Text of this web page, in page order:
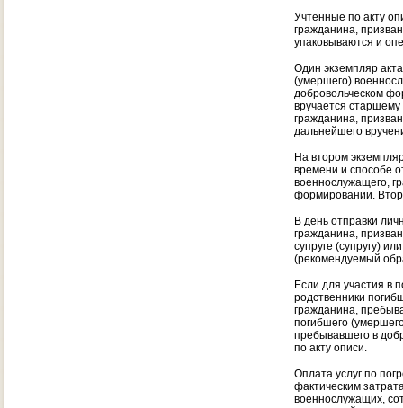
Учтенные по акту
гражданина,
упаковываются и
Один экземпляр
(умершего)
добровольческом
вручается
гражданина,
дальнейшего
На втором
времени и способе
военнослужащего,
формировании.
В день отправки
гражданина,
супруге (супругу)
(рекомендуемый
Если для участия в
родственники
гражданина,
погибшего
пребывавшего в
по акту описи.
Оплата услуг по
фактическим
военнослужащих,